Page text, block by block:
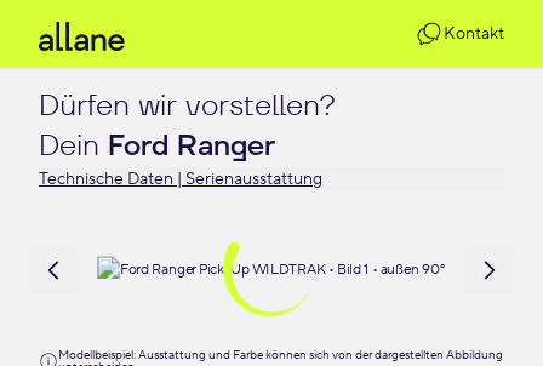
Kontakt
Dürfen wir vorstellen?
Dein Ford Ranger
Technische Daten | Serienausstattung
Modellbeispiel: Ausstattung und Farbe können sich von der dargestellten Abbildung